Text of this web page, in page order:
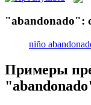
"abandonado":
niño
Примеры